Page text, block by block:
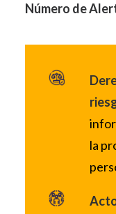
Número de
la